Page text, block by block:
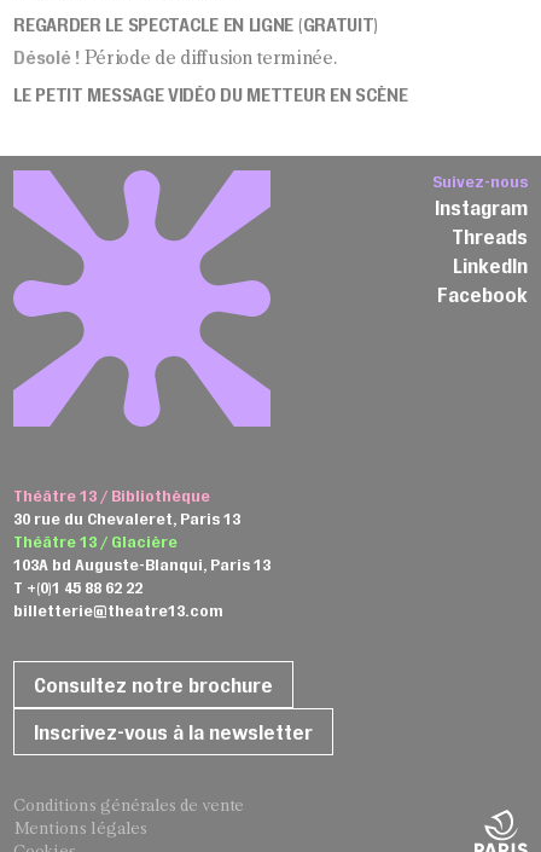
REGARDER LE SPECTACLE EN LIGNE (GRATUIT)
Désolé ! Période de diffusion terminée.
LE PETIT MESSAGE VIDÉO DU METTEUR EN SCÈNE
Théâtre 13 / Bibliothèque
30 rue du Chevaleret, Paris 13
Théâtre 13 / Glacière
103A bd Auguste-Blanqui, Paris 13
T +(0)1 45 88 62 22
billetterie@theatre13.com
Consultez notre brochure
Inscrivez-vous à la newsletter
Conditions générales de vente
Mentions légales
Suivez-nous
Instagram
Threads
LinkedIn
Facebook